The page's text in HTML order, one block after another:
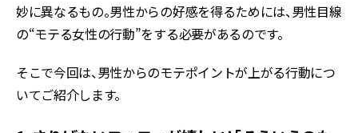
妙に異なるもの。男性からの好感を得るためには、男性目線
の“モテる女性の行動”をする必要があるのです。
そこで今回は、男性からのモテポイントが上がる行動につ
いてご紹介します。